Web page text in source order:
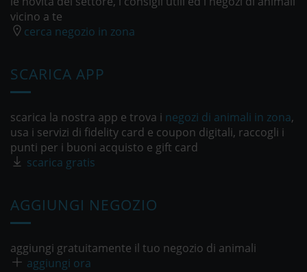
vicino a te
cerca negozio in zona
SCARICA APP
scarica la nostra app e trova i negozi di animali in zona,
usa i servizi di fidelity card e coupon digitali, raccogli i
punti per i buoni acquisto e gift card
scarica gratis
AGGIUNGI NEGOZIO
aggiungi gratuitamente il tuo negozio di animali
aggiungi ora